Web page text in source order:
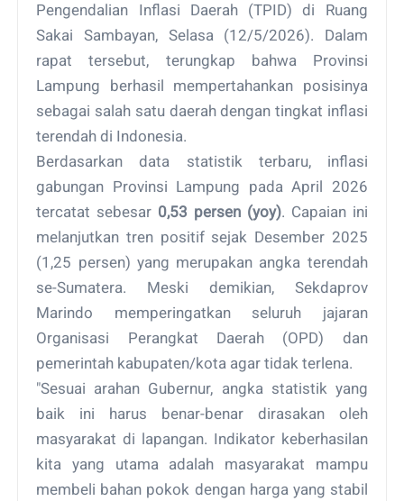
Pengendalian Inflasi Daerah (TPID) di Ruang
Sakai Sambayan, Selasa (12/5/2026). Dalam
rapat tersebut, terungkap bahwa Provinsi
Lampung berhasil mempertahankan posisinya
sebagai salah satu daerah dengan tingkat inflasi
terendah di Indonesia.
Berdasarkan data statistik terbaru, inflasi
gabungan Provinsi Lampung pada April 2026
tercatat sebesar 0,53 persen (yoy). Capaian ini
melanjutkan tren positif sejak Desember 2025
(1,25 persen) yang merupakan angka terendah
se-Sumatera. Meski demikian, Sekdaprov
Marindo memperingatkan seluruh jajaran
Organisasi Perangkat Daerah (OPD) dan
pemerintah kabupaten/kota agar tidak terlena.
"Sesuai arahan Gubernur, angka statistik yang
baik ini harus benar-benar dirasakan oleh
masyarakat di lapangan. Indikator keberhasilan
kita yang utama adalah masyarakat mampu
membeli bahan pokok dengan harga yang stabil